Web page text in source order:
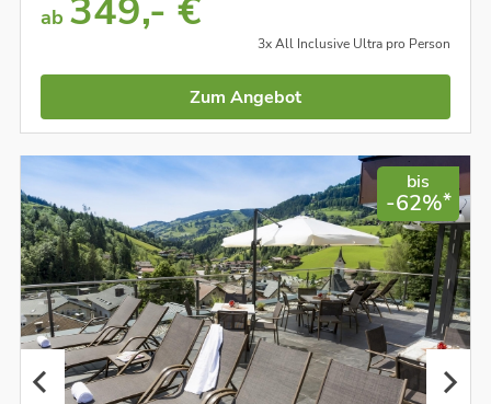
ab 349,- €
3x All Inclusive Ultra pro Person
Zum Angebot
bis
-62%*